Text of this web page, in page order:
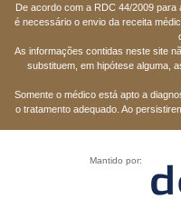
De acordo com a RDC 44/2009
é necessário o envio da receita
As informações contidas neste site
substituem, em hipótese alguma,
Somente o médico está apto a
o tratamento adequado. Ao
Mantido por: